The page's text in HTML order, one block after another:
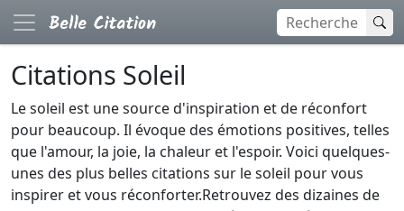
Citations Soleil
Le soleil est une source d'inspiration et de réconfort
pour beaucoup. Il évoque des émotions positives, telles
que l'amour, la joie, la chaleur et l'espoir. Voici quelques-
unes des plus belles citations sur le soleil pour vous
inspirer et vous réconforter.Retrouvez des dizaines de